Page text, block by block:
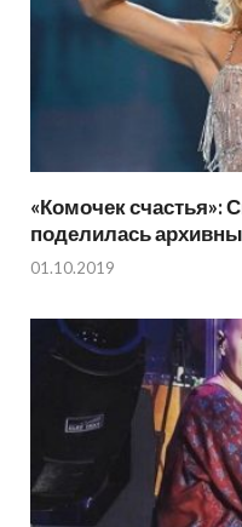
«Комочек счастья»:
поделилась
01.10.2019